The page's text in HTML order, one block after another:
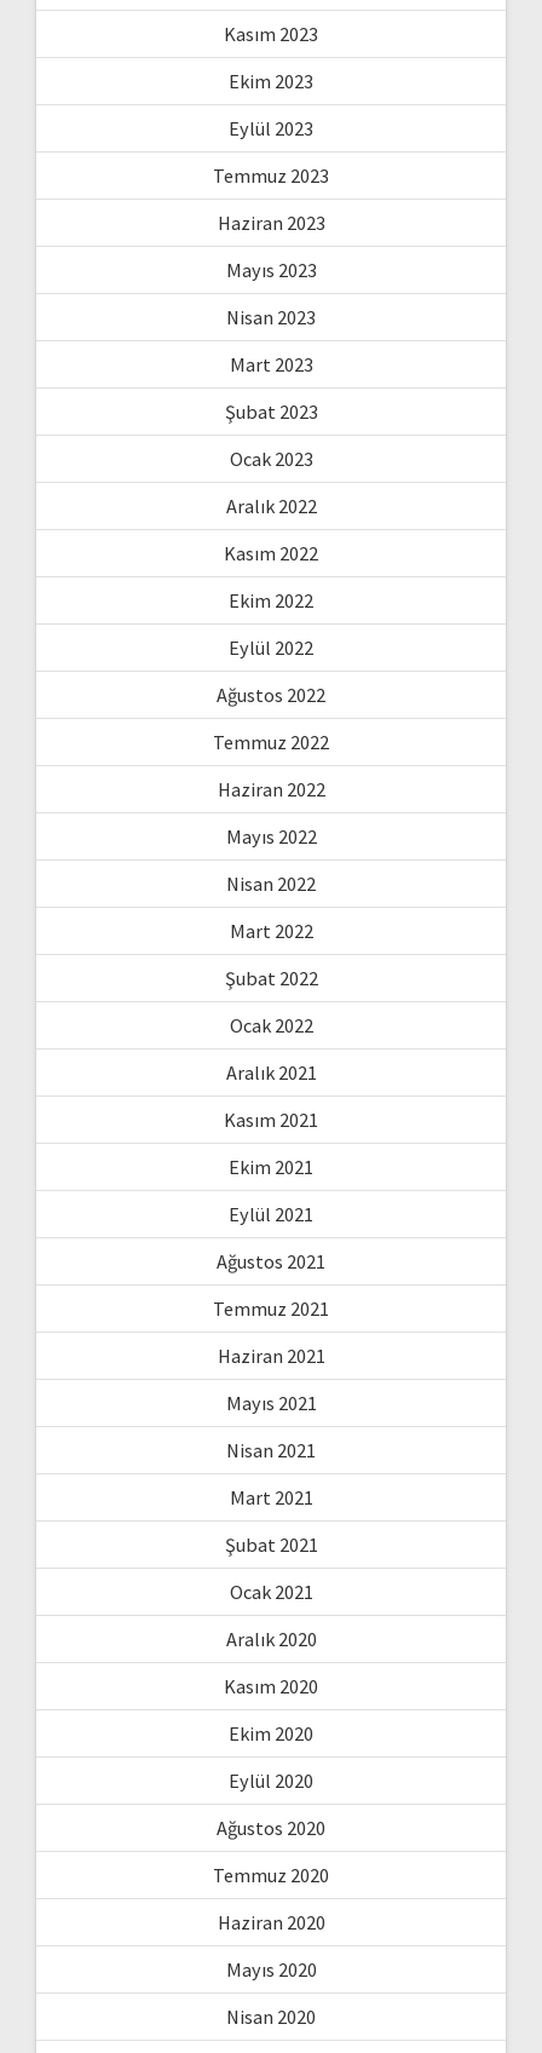
Kasım 2023
Ekim 2023
Eylül 2023
Temmuz 2023
Haziran 2023
Mayıs 2023
Nisan 2023
Mart 2023
Şubat 2023
Ocak 2023
Aralık 2022
Kasım 2022
Ekim 2022
Eylül 2022
Ağustos 2022
Temmuz 2022
Haziran 2022
Mayıs 2022
Nisan 2022
Mart 2022
Şubat 2022
Ocak 2022
Aralık 2021
Kasım 2021
Ekim 2021
Eylül 2021
Ağustos 2021
Temmuz 2021
Haziran 2021
Mayıs 2021
Nisan 2021
Mart 2021
Şubat 2021
Ocak 2021
Aralık 2020
Kasım 2020
Ekim 2020
Eylül 2020
Ağustos 2020
Temmuz 2020
Haziran 2020
Mayıs 2020
Nisan 2020